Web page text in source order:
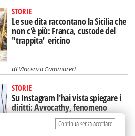
STORIE
Le sue dita raccontano la Sicilia che
non c'è più: Franca, custode del
"trappita" ericino
diVincenza Cammareri
STORIE
Su Instagram l'hai vista spiegare i
diritti: Avvocathy, fenomeno
(siciliano) sui social
Continua senza accettare